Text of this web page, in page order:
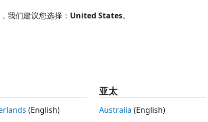
以包含空位（占位空白），您的报告程序可以用动态内容
我们建议您选择： United States。
(English)
亚太
Australia (English)